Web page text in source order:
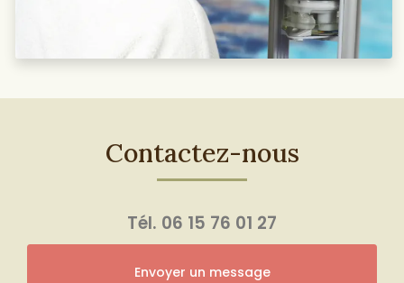
Contactez-nous
Tél. 06 15 76 01 27
Envoyer un message